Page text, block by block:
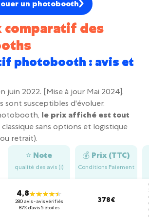
un photobooth
comparatif des
photobooth : avis et
juin 2022. [Mise à jour Mai 2024].
sont susceptibles d'évoluer.
le prix affiché est tout
sans options et logistique
retrait).
⭐️ Note
qualité des avis (i)
💰 Prix (TTC)
Conditions Paiement
4,8
280 avis - avis vérifiés
87% d’avis 5 étoiles
378€